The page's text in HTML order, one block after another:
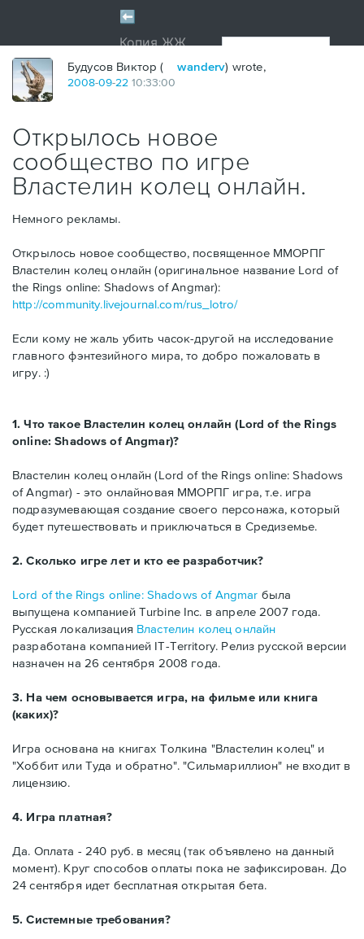
Будусов Виктор ( wanderv) wrote,
2008-09-22 10:33:00
Открылось новое
сообщество по игре
Властелин колец онлайн.
Немного рекламы.
Открылось новое сообщество, посвященное ММОРПГ
Властелин колец онлайн (оригинальное название Lord of
the Rings online: Shadows of Angmar):
http://community.livejournal.com/rus_lotro/
Если кому не жаль убить часок-другой на исследование
главного фэнтезийного мира, то добро пожаловать в
игру. :)
1. Что такое Властелин колец онлайн (Lord of the Rings
online: Shadows of Angmar)?
Властелин колец онлайн (Lord of the Rings online: Shadows
of Angmar) - это онлайновая ММОРПГ игра, т.е. игра
подразумевающая создание своего персонажа, который
будет путешествовать и приключаться в Средиземье.
2. Сколько игре лет и кто ее разработчик?
Lord of the Rings online: Shadows of Angmar была
выпущена компанией Turbine Inc. в апреле 2007 года.
Русская локализация Властелин колец онлайн
разработана компанией IT-Territory. Релиз русской версии
назначен на 26 сентября 2008 года.
3. На чем основывается игра, на фильме или книга
(каких)?
Игра основана на книгах Толкина "Властелин колец" и
"Хоббит или Туда и обратно". "Сильмариллион" не входит в
лицензию.
4. Игра платная?
Да. Оплата - 240 руб. в месяц (так объявлено на данный
момент). Круг способов оплаты пока не зафиксирован. До
24 сентября идет бесплатная открытая бета.
5. Системные требования?